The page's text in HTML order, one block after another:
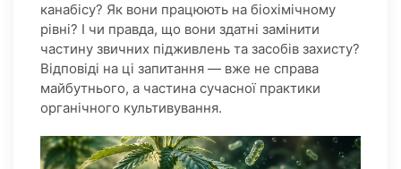
канабісу? Як вони працюють на біохімічному
рівні? І чи правда, що вони здатні замінити
частину звичних підживлень та засобів захисту?
Відповіді на ці запитання — вже не справа
майбутнього, а частина сучасної практики
органічного культивування.